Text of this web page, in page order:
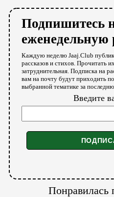
Подпишитесь
еженедельную
Каждую неделю Jaaj.Club
рассказов и стихов. Прочитать
затруднительная. Подписка на
вам на почту будут приходить
выбранной тематике за
Введите
Понравилась